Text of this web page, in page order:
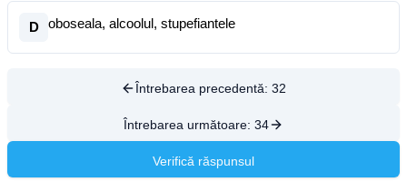
D oboseala, alcoolul, stupefiantele
Întrebarea precedentă: 32
Întrebarea următoare: 34
Verifică răspunsul